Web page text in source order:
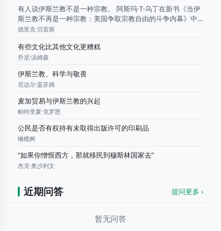
有人说伊斯兰教不是一种宗教。 阿斯玛·T·乌丁在新书《当伊
斯兰教不再是一种宗教：美国争取宗教自由的斗争内幕》中
探讨了宗教自由——或者说缺乏宗教自由的问题。她指出并
德里克·贝雷斯
有些文化比其他文化更糟糕
乔尼·汤姆森
伊斯兰教、科学与敬畏
尼达尔·盖苏姆
麦加贸易与伊斯兰教的兴起
帕特里夏·克罗恩
公民是否有权持有未取得出版许可的印刷品
橄榄树
“如果你憎恨西方，那就移民到穆斯林国家去”
杰克·奥沙利文
近期问答 提问更多 ›
暂无问答